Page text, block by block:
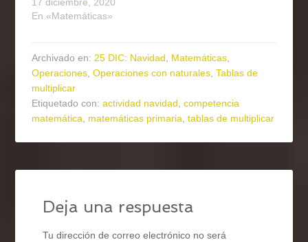
17 diciembre, 2020
En «Matemáticas»
Archivado en:25 DIC: Navidad, Matemáticas,
Operaciones,Operaciones con naturales,Tablas de
multiplicar
Etiquetado con:actividad navidad,competencia
matemática, matemáticas primaria,tablas de multiplicar
Deja una respuesta
Tu dirección de correo electrónico no será